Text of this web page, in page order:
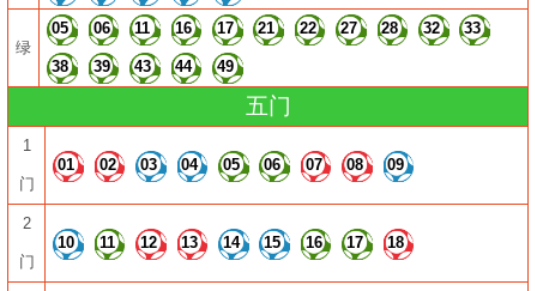
绿
05 06 11 16 17 21 22 27 28 32 33
38 39 43 44 49
五门
1
门
01 02 03 04 05 06 07 08 09
2
门
10 11 12 13 14 15 16 17 18